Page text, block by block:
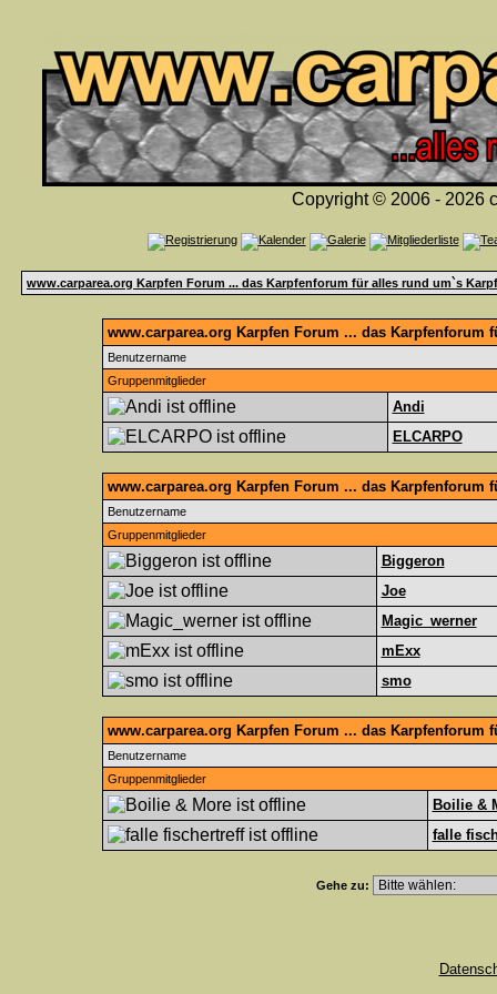
Copyright © 2006 - 2026
www.carparea.org Karpfen Forum ... das Karpfenforum für alles rund um`s
www.carparea.org Karpfen Forum ... das
Benutzername
Gruppenmitglieder
Andi
ELCARPO
www.carparea.org Karpfen Forum ... das Karpfenforum
Benutzername
Gruppenmitglieder
Biggeron
Joe
Magic_werner
mExx
smo
www.carparea.org Karpfen Forum ... das Karpfenforum
Benutzername
Gruppenmitglieder
Boilie &
falle
Gehe zu: